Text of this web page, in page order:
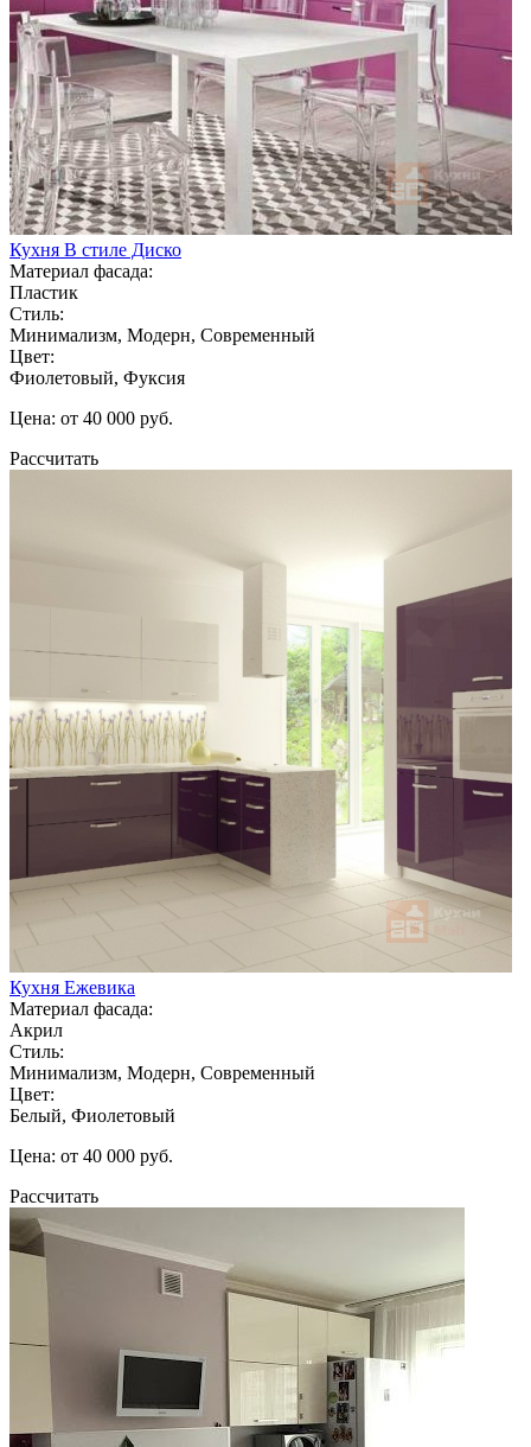
Кухня В стиле Диско
Материал фасада:
Пластик
Стиль:
Минимализм, Модерн, Современный
Цвет:
Фиолетовый, Фуксия
Цена: от 40 000 руб.
Рассчитать
Кухня Ежевика
Материал фасада:
Акрил
Стиль:
Минимализм, Модерн, Современный
Цвет:
Белый, Фиолетовый
Цена: от 40 000 руб.
Рассчитать